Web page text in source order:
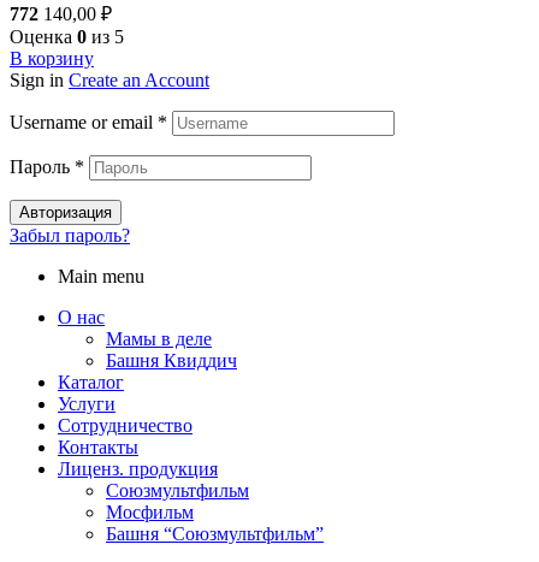
772 140,00 ₽
Оценка 0 из 5
В корзину
Sign in Create an Account
Username or email *
Пароль *
Авторизация
Забыл пароль?
Main menu
О нас
Мамы в деле
Башня Квиддич
Каталог
Услуги
Сотрудничество
Контакты
Лиценз. продукция
Союзмультфильм
Мосфильм
Башня “Союзмультфильм”